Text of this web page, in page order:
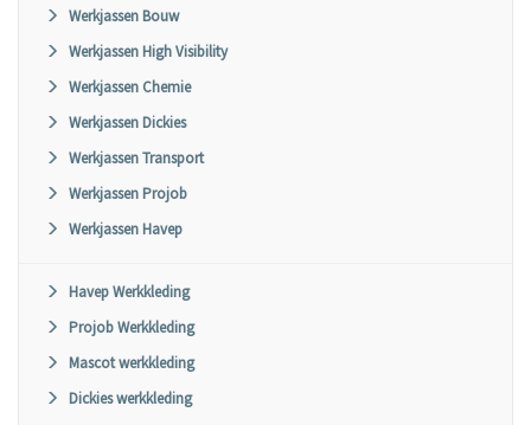
Werkjassen Bouw
Werkjassen High Visibility
Werkjassen Chemie
Werkjassen Dickies
Werkjassen Transport
Werkjassen Projob
Werkjassen Havep
Havep Werkkleding
Projob Werkkleding
Mascot werkkleding
Dickies werkkleding